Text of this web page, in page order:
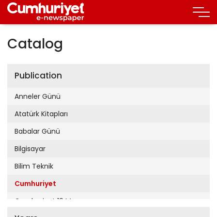
Catalog
Publication
Anneler Günü
Atatürk Kitapları
Babalar Günü
Bilgisayar
Bilim Teknik
Cumhuriyet
Cumhuriyet 19 Mayıs